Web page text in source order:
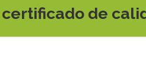
certificado de